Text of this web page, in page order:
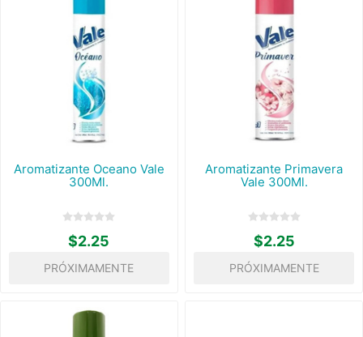
Aromatizante Oceano Vale
300Ml.
$2.25
PRÓXIMAMENTE
Aromatizante Primavera
Vale 300Ml.
$2.25
PRÓXIMAMENTE